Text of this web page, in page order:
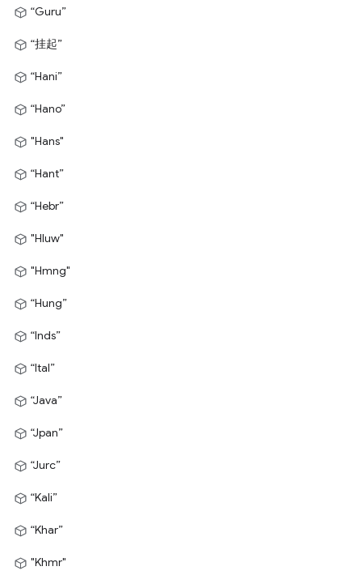
“Guru”
“挂起”
“Hani”
“Hano”
"Hans"
“Hant”
“Hebr”
"Hluw"
"Hmng"
“Hung”
“Inds”
“Ital”
“Java”
“Jpan”
“Jurc”
“Kali”
“Khar”
"Khmr"